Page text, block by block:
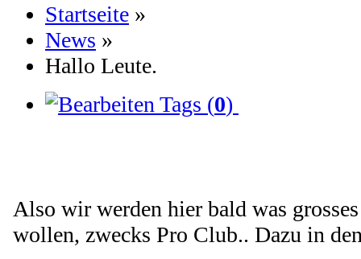
Startseite »
News »
Hallo Leute.
Tags (0)
Also wir werden hier bald was
wollen, zwecks Pro Club.. Dazu in